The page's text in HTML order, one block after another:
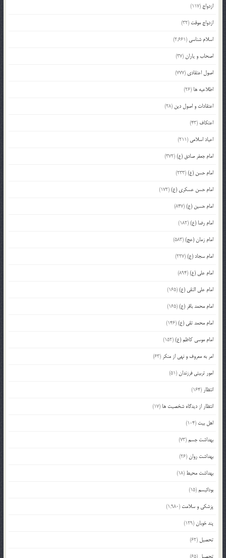
ازدواج (117)
ازدواج موقت (32)
اسلام شناسی (2,661)
اصحاب و یاران(37)
اصول اعتقادی (777)
اطلاعیه ها (26)
اعتقادات و اصول دین (28)
اعتکاف (43)
اعیاد اسلامی (211)
امام جعفر صادق (ع)(372)
امام حسن (ع)(233)
امام حسن عسکری (ع)(172)
امام حسین (ع)(847)
امام رضا (ع)(182)
امام زمان (عج)(583)
امام سجاد (ع)(227)
امام علی (ع)(894)
امام علی النقی (ع)(165)
امام محمد باقر (ع)(165)
امام محمد تقی (ع)(146)
امام موسی کاظم (ع)(152)
امر به معروف و نهی از منکر (63)
امور تربیتی فرزندان(51)
انتظار (164)
انتظار از دیدگاه شخصیت ها (17)
اهل بیت (104)
بهداشت جسم(73)
بهداشت روان(26)
بهداشت محیط (18)
بودائیسم(15)
پزشکی و سلامت (1,980)
پند خوبان(129)
تحصیل (62)